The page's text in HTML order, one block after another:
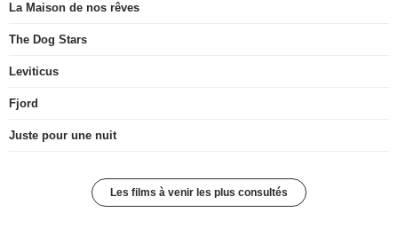
La Maison de nos rêves
The Dog Stars
Leviticus
Fjord
Juste pour une nuit
Les films à venir les plus consultés